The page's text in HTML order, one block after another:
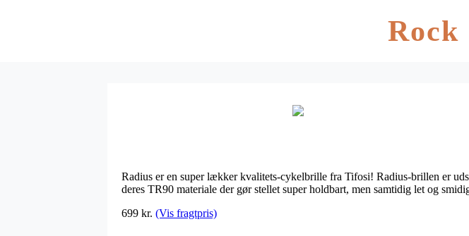
Rock
Radius er en super lækker kvalitets-cykelbrille fra Tifosi! Radius-brillen er
deres TR90 materiale der gør stellet super holdbart, men samtidig let og
699 kr. (Vis fragtpris)